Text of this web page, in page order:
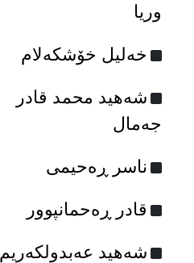
وریا
خه‌لیل خۆشکه‌لام
شه‌هید محمد قادر
جه‌مال
ناسر ڕه‌حیمی
قادر ڕەحمانپوور
شەهید عەبدولکەریم